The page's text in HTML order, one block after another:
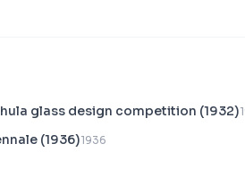
glass design competition (1932)
(1936)1936